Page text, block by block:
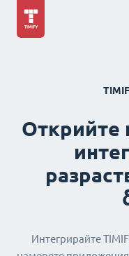
Открийте
Интегрирайте